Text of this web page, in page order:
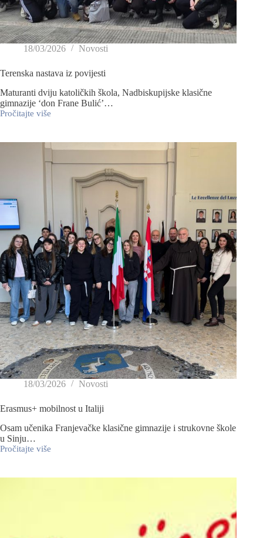
18/03/2026 Novosti
Terenska nastava iz povijesti
Maturanti dviju katoličkih škola, Nadbiskupijske klasične
gimnazije ‘don Frane Bulić’…
Pročitajte više
18/03/2026 Novosti
Erasmus+ mobilnost u Italiji
Osam učenika Franjevačke klasične gimnazije i strukovne škole
u Sinju…
Pročitajte više